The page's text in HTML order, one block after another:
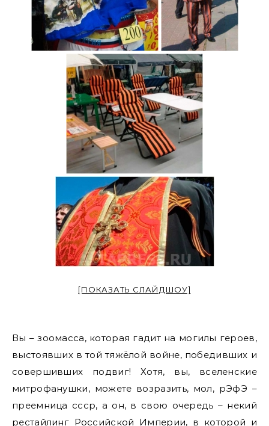
[ПОКАЗАТЬ СЛАЙДШОУ]
Вы – зоомасса, которая гадит на могилы героев,
выстоявших в той тяжёлой войне, победивших и
совершивших подвиг! Хотя, вы, вселенские
митрофанушки, можете возразить, мол, рЭфЭ –
преемница ссср, а он, в свою очередь – некий
рестайлинг Российской Империи, в которой и